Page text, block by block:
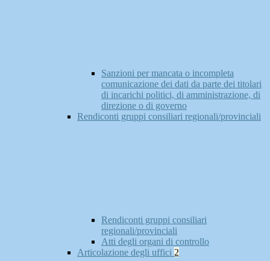
Sanzioni per mancata o incompleta
comunicazione dei dati da parte dei titolari
di incarichi politici, di amministrazione, di
direzione o di governo
Rendiconti gruppi consiliari regionali/provinciali
Rendiconti gruppi consiliari
regionali/provinciali
Atti degli organi di controllo
Articolazione degli uffici 2